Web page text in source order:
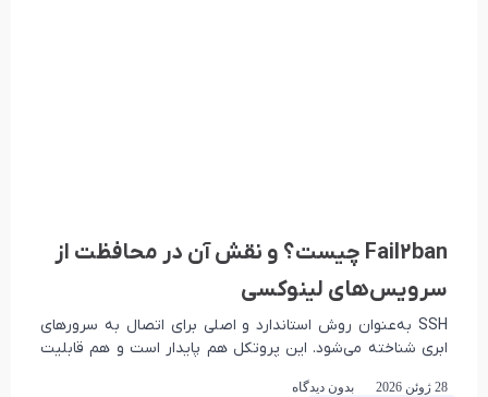
Fail2ban چیست؟ و نقش آن در محافظت از
سرویس‌های لینوکسی
SSH به‌عنوان روش استاندارد و اصلی برای اتصال به سرورهای
ابری شناخته می‌شود. این پروتکل هم پایدار است و هم قابلیت
28 ژوئن 2026 بدون دیدگاه